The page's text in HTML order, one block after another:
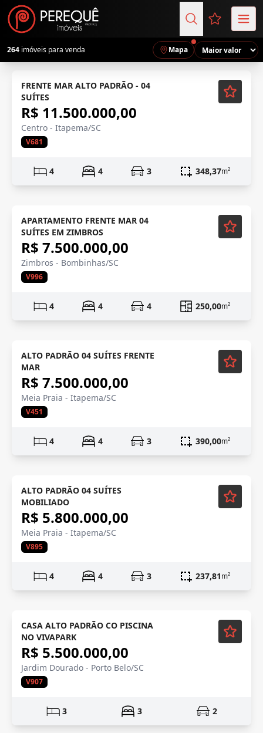
Favoritos
264 imóveis para venda Mapa
FRENTE MAR ALTO PADRÃO - 04
SUÍTES
R$ 11.500.000,00
Centro - Itapema/SC
V681
4 4 3 348,37m²
Mobiliado
APARTAMENTO FRENTE MAR 04
SUÍTES EM ZIMBROS
R$ 7.500.000,00
Zimbros - Bombinhas/SC
V996
4 4 4 250,00m²
Mobiliado
ALTO PADRÃO 04 SUÍTES FRENTE
MAR
R$ 7.500.000,00
Meia Praia - Itapema/SC
V451
4 4 3 390,00m²
Mobiliado
ALTO PADRÃO 04 SUÍTES
MOBILIADO
R$ 5.800.000,00
Meia Praia - Itapema/SC
V895
4 4 3 237,81m²
CASA ALTO PADRÃO CO PISCINA
NO VIVAPARK
R$ 5.500.000,00
Jardim Dourado - Porto Belo/SC
V907
3 3 2